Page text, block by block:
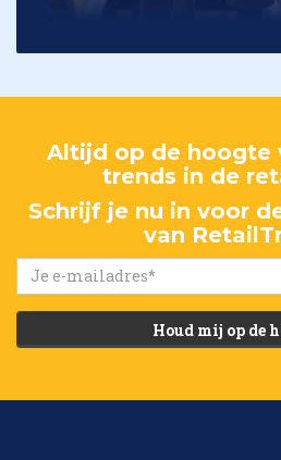
Altijd op de hoogte
trends in de
Schrijf je nu in voor
van
Houd mij op de